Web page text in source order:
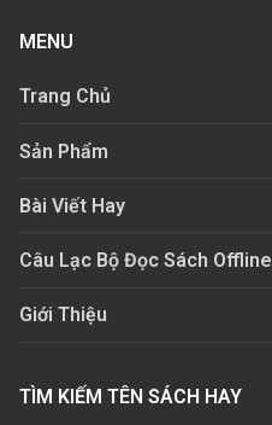
MENU
Trang Chủ
Sản Phẩm
Bài Viết Hay
Câu Lạc Bộ Đọc Sách Offline
Giới Thiệu
TÌM KIẾM TÊN SÁCH HAY